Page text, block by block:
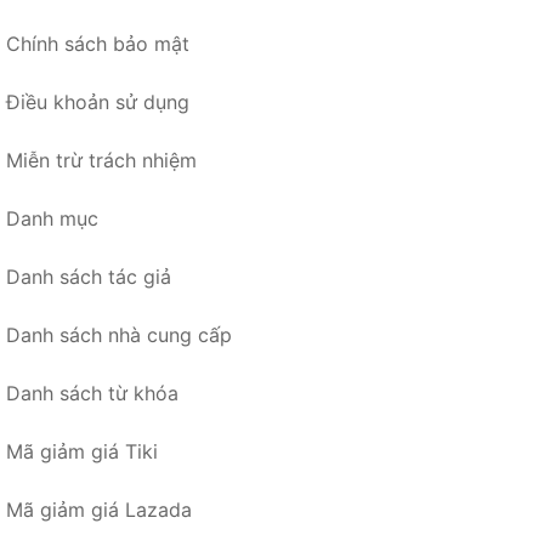
Chính sách bảo mật
Điều khoản sử dụng
Miễn trừ trách nhiệm
Danh mục
Danh sách tác giả
Danh sách nhà cung cấp
Danh sách từ khóa
Mã giảm giá Tiki
Mã giảm giá Lazada